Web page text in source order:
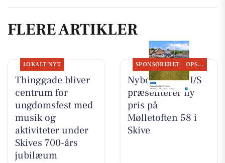
FLERE ARTIKLER
LOKALT NYT
Thinggade bliver
centrum for
ungdomsfest med
musik og
aktiviteter under
Skives 700-års
jubilæum
SPONSORERET OPSLAGSTAVLEN
Nybolig Skive I/S
præsenterer ny
pris på
Mølletoften 58 i
Skive